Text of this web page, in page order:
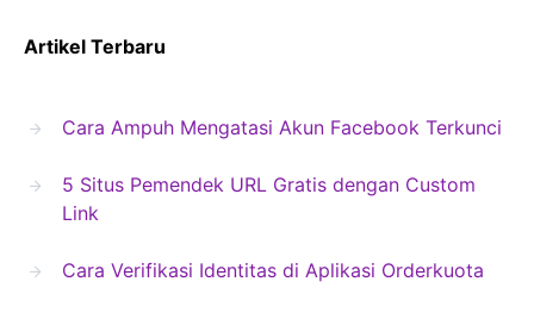
Artikel Terbaru
Cara Ampuh Mengatasi Akun Facebook Terkunci
5 Situs Pemendek URL Gratis dengan Custom
Link
Cara Verifikasi Identitas di Aplikasi Orderkuota